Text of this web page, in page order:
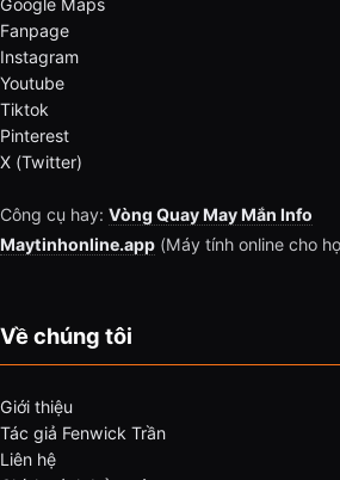
Google Maps
Fanpage
Instagram
Youtube
Tiktok
Pinterest
X (Twitter)
Công cụ hay: Vòng Quay May Mắn Info
Maytinhonline.app (Máy tính online cho
Về chúng tôi
Giới thiệu
Tác giả Fenwick Trần
Liên hệ